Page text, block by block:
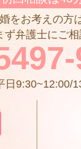
をお考えの方
ず弁護士にご
日9:30~12:00/